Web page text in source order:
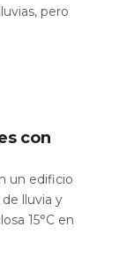
pero
con
un edificio
lluvia y
15°C en